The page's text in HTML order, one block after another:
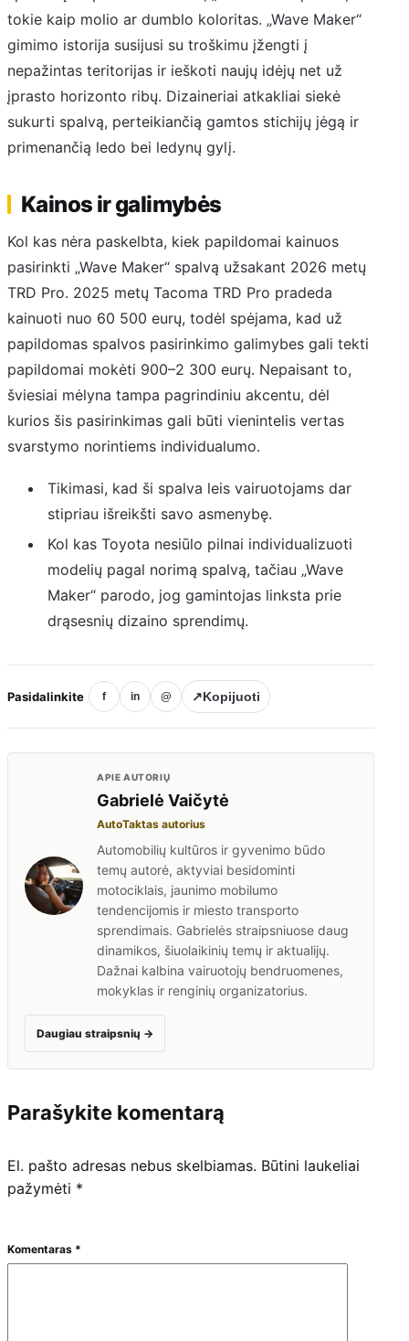
tokie kaip molio ar dumblo koloritas. „Wave Maker“
gimimo istorija susijusi su troškimu įžengti į
nepažintas teritorijas ir ieškoti naujų idėjų net už
įprasto horizonto ribų. Dizaineriai atkakliai siekė
sukurti spalvą, perteikiančią gamtos stichijų jėgą ir
primenančią ledo bei ledynų gylį.
Kainos ir galimybės
Kol kas nėra paskelbta, kiek papildomai kainuos
pasirinkti „Wave Maker“ spalvą užsakant 2026 metų
TRD Pro. 2025 metų Tacoma TRD Pro pradeda
kainuoti nuo 60 500 eurų, todėl spėjama, kad už
papildomas spalvos pasirinkimo galimybes gali tekti
papildomai mokėti 900–2 300 eurų. Nepaisant to,
šviesiai mėlyna tampa pagrindiniu akcentu, dėl
kurios šis pasirinkimas gali būti vienintelis vertas
svarstymo norintiems individualumo.
Tikimasi, kad ši spalva leis vairuotojams dar
stipriau išreikšti savo asmenybę.
Kol kas Toyota nesiūlo pilnai individualizuoti
modelių pagal norimą spalvą, tačiau „Wave
Maker“ parodo, jog gamintojas linksta prie
drąsesnių dizaino sprendimų.
Pasidalinkite f in @ ↗Kopijuoti
APIE AUTORIŲ
Gabrielė Vaičytė
AutoTaktas autorius
Automobilių kultūros ir gyvenimo būdo
temų autorė, aktyviai besidominti
motociklais, jaunimo mobilumo
tendencijomis ir miesto transporto
sprendimais. Gabrielės straipsniuose daug
dinamikos, šiuolaikinių temų ir aktualijų.
Dažnai kalbina vairuotojų bendruomenes,
mokyklas ir renginių organizatorius.
Daugiau straipsnių →
Parašykite komentarą
El. pašto adresas nebus skelbiamas. Būtini laukeliai
pažymėti *
Komentaras *